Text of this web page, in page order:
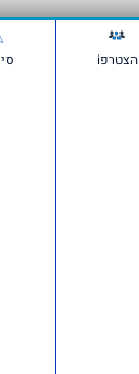
הצטרפi